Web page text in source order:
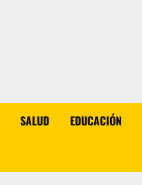
SALUD EDUCACIÓN